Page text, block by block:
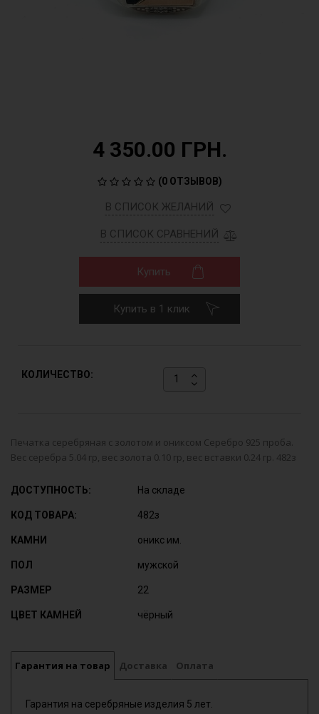
4 350.00 ГРН.
(0 ОТЗЫВОВ)
В СПИСОК ЖЕЛАНИЙ
В СПИСОК СРАВНЕНИЙ
Купить
Купить в 1 клик
КОЛИЧЕСТВО:
Печатка серебряная с золотом и ониксом Серебро 925 проба.
Вес серебра 5.04 гр, вес золота 0.10 гр, вес вставки 0.24 гр. 482з
ДОСТУПНОСТЬ: На складе
КОД ТОВАРА: 482з
КАМНИ оникс им.
ПОЛ мужской
РАЗМЕР 22
ЦВЕТ КАМНЕЙ чёрный
Гарантия на товар Доставка Оплата
Гарантия на серебряные изделия 5 лет.